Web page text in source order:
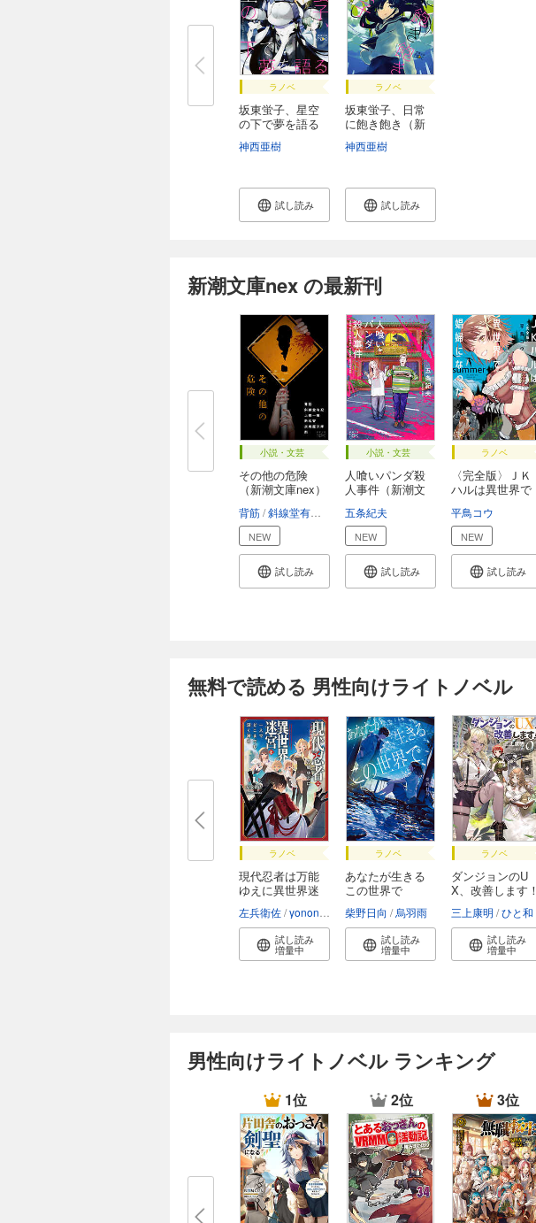
ラノベ
坂東蛍子、星空
の下で夢を語る
神西亜樹
試し読み
ラノベ
坂東蛍子、日常
に飽き飽き（新
神西亜樹
試し読み
新潮文庫nex の最新刊
小説・文芸
その他の危険
（新潮文庫nex）
背筋 斜線堂有紀 上條一輝 新名智 皮肉屋文庫 梨
NEW
試し読み
小説・文芸
人喰いパンダ殺
人事件（新潮文
五条紀夫
NEW
試し読み
ラノベ
〈完全版〉ＪＫ
ハルは異世界で
平鳥コウ
NEW
試し読み
無料で読める 男性向けライトノベル
ラノベ
現代忍者は万能
ゆえに異世界迷
左兵衛佐 yononaka
試し読み
増量中
ラノベ
あなたが生きる
この世界で
柴野日向 烏羽雨
試し読み
増量中
ラノベ
ダンジョンのU
X、改善します！
三上康明 ひと和
試し読み
増量中
男性向けライトノベル ランキング
1位 2位 3位